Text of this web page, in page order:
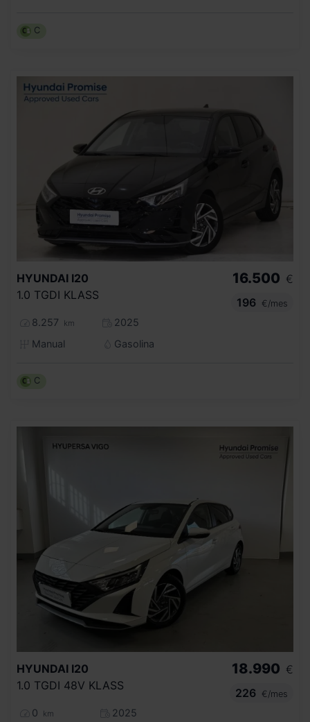
C
HYUNDAI I20
1.0 TGDI KLASS
8.257 km
2025
Manual
Gasolina
16.500 €
196
€/mes
C
HYUNDAI I20
1.0 TGDI 48V KLASS
0 km
2025
18.990 €
226
€/mes